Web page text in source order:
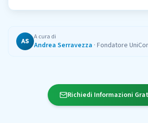
AS
A cura di
Andrea Serravezza · Fondatore
Richiedi Informazioni